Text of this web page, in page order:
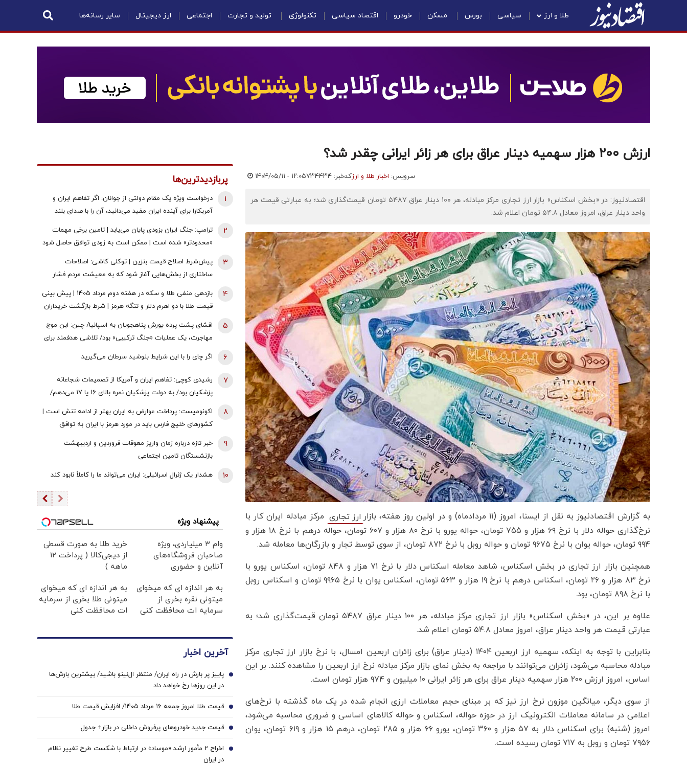
طلا و ارز سیاسی بورس مسکن خودرو اقتصاد سیاسی تکنولوژی تولید و تجارت اجتماعی ارز دیجیتال سایر رسانه‌ها
ارزش ۲۰۰ هزار سهمیه دینار عراق برای هر زائر ایرانی چقدر شد؟
سرویس: اخبار طلا و ارزکدخبر: ۷۳۴۴۳۴ ۱۴۰۴/۰۵/۱۱ - ۱۲:۰۵
اقتصادنیوز: در «بخش اسکناس» بازار ارز تجاری مرکز مبادله، هر ۱۰۰ دینار عراق ۵۴۸۷ تومان قیمت‌گذاری شد؛ به عبارتی قیمت هر
واحد دینار عراق، امروز معادل ۵۴.۸ تومان اعلام شد.
به گزارش اقتصادنیوز به نقل از ایسنا، امروز (۱۱ مردادماه) و در اولین روز هفته، بازار ارز تجاری مرکز مبادله ایران کار با
نرخ‌گذاری حواله دلار با نرخ ۶۹ هزار و ۷۵۵ تومان، حواله یورو با نرخ ۸۰ هزار و ۶۰۷ تومان، حواله درهم با نرخ ۱۸ هزار و
۹۹۴ تومان، حواله یوان با نرخ ۹۶۷۵ تومان و حواله روبل با نرخ ۸۷۲ تومان، از سوی توسط تجار و بازرگان‌ها معامله شد.
همچنین بازار ارز تجاری در بخش اسکناس، شاهد معامله اسکناس دلار با نرخ ۷۱ هزار و ۸۴۸ تومان، اسکناس یورو با
نرخ ۸۳ هزار و ۲۶ تومان، اسکناس درهم با نرخ ۱۹ هزار و ۵۶۳ تومان، اسکناس یوان با نرخ ۹۹۶۵ تومان و اسکناس روبل
با نرخ ۸۹۸ تومان، بود.
علاوه بر این، در «بخش اسکناس» بازار ارز تجاری مرکز مبادله، هر ۱۰۰ دینار عراق ۵۴۸۷ تومان قیمت‌گذاری شد؛ به
عبارتی قیمت هر واحد دینار عراق، امروز معادل ۵۴.۸ تومان اعلام شد.
بنابراین با توجه به اینکه، سهمیه ارز اربعین ۱۴۰۴ (دینار عراق) برای زائران اربعین امسال، با نرخ بازار ارز تجاری مرکز
مبادله محاسبه می‌شود، زائران می‌توانند با مراجعه به بخش نمای بازار مرکز مبادله نرخ ارز اربعین را مشاهده کنند. بر این
اساس، امروز ارزش ۲۰۰ هزار سهمیه دینار عراق برای هر زائر ایرانی ۱۰ میلیون و ۹۷۴ هزار تومان است.
از سوی دیگر، میانگین موزون نرخ ارز نیز که بر مبنای حجم معاملات ارزی انجام‌ شده در یک ماه گذشته با نرخ‌های
اعلامی در سامانه معاملات الکترونیک ارز در حوزه حواله، اسکناس و حواله کالاهای اساسی و ضروری محاسبه می‌شود،
امروز ‌(شنبه) برای اسکناس دلار به ۵۷ هزار و ۳۶۰ تومان، یورو ۶۶ هزار و ۲۸۵ تومان، درهم ۱۵ هزار و ۶۱۹ تومان، یوان
۷۹۵۶ تومان و روبل به ۷۱۷ تومان رسیده است.
پربازدیدترین‌ها
درخواست ویژه یک مقام دولتی از جوانان: اگر تفاهم ایران و
آمریکارا برای آینده ایران مفید می‌دانید، آن را با صدای بلند
مطالبه کنید | کنشکر و ‌ذی‌نفع باشید، منفعل نمانید
1
ترامپ: جنگ ایران بزودی پایان می‌یابد | تامین برخی مهمات
«محدودتر» شده است | ممکن است به زودی توافق حاصل شود
2
پیش‌شرط اصلاح قیمت بنزین | توکلی کاشی: اصلاحات
ساختاری از بخش‌هایی آغاز شود که به معیشت مردم فشار
3
بازدهی منفی طلا و سکه در هفته دوم مرداد 1405 | پیش بینی
قیمت طلا با دو اهرم دلار و تنگه هرمز | شرط بازگشت خریداران
4
افشای پشت پرده یورش پناهجویان به اسپانیا/ چین: این موج
مهاجرت، یک عملیات «جنگ ترکیبی» بود/ تلاشی هدفمند برای
اعمال فشار بر دولت «پدرو سانچز»
5
اگر چای را با این شرایط بنوشید سرطان می‌گیرید 6
رشیدی کوچی: تفاهم ایران و آمریکا از تصمیمات شجاعانه
پزشکیان بود/ به دولت پزشکیان نمره بالای ۱۶ یا ۱۷ می‌دهم/
مشکلات بزرگی روبه‌رو می‌شد/ اگر جلیلی رئیس‌جمهور
می‌شد...
7
اکونومیست: پرداخت عوارض به ایران بهتر از ادامه تنش است |
کشورهای خلیج فارس باید در مورد هرمز با ایران به توافق
8
خبر تازه درباره زمان واریز معوقات فروردین و اردیبهشت
بازنشستگان تامین اجتماعی
9
هشدار یک ژنرال اسرائیلی: ایران می‌تواند ما را کاملاً نابود کند 10
پیشنهاد ویژه
وام ۳ میلیاردی، ویژه
صاحبان فروشگاه‌های
آنلاین و حضوری
خرید طلا به صورت قسطی
از دیجی‌کالا ( پرداخت 12
ماهه )
به هر اندازه ای که میخوای
میتونی نقره بخری از
سرمایه ات محافظت کنی
به هر اندازه ای که میخوای
میتونی طلا بخری از سرمایه
ات محافظت کنی
آخرین اخبار
پاییز پر بارش در راه ایران/ منتظر ال‌نینو باشید/ بیشترین بارش‌ها
در این روزها رخ خواهد داد
1
قیمت طلا امروز جمعه ۱۶ مرداد ۱۴۰۵/ افزایش قیمت طلا 2
قیمت جدید خودروهای پرفروش داخلی در بازار+ جدول 3
اخراج 2 مأمور ارشد «موساد» در ارتباط با شکست طرح تغییر نظام
در ایران
4